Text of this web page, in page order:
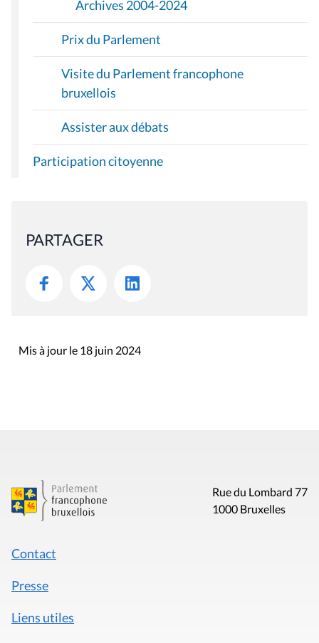
Archives 2004-2024
Prix du Parlement
Visite du Parlement francophone
bruxellois
Assister aux débats
Participation citoyenne
PARTAGER
Mis à jour le 18 juin 2024
Rue du Lombard 77
1000 Bruxelles
Contact
Presse
Liens utiles